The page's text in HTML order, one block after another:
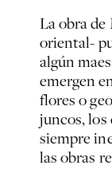
La obra
oriental-
algún
emergen
flores o
juncos, los
siempre
las obras